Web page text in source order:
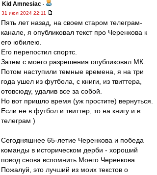
Kid Amnesiac -
31 июл 2024 22:11
Пять лет назад, на своем старом телеграм-
канале, я опубликовал текст про Черенкова к
его юбилею.
Его перепостил спортс.
Затем с моего разрешения опубликовал МК.
Потом наступили темные времена, я на три
года ушел из футбола, с книги, из твиттера,
отовсюду, удалив все за собой.
Но вот пришло время (уж простите) вернуться.
Если не в футбол и твиттер, то на книгу и в
телеграм )
Сегодняшнее 65-летие Черенкова и победа
команды в историческом дерби - хороший
повод снова вспомнить Моего Черенкова.
Пожалуй, это лучший из моих текстов о